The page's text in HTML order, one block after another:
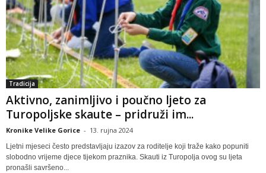
Tradicija
Aktivno, zanimljivo i poučno ljeto za
Turopoljske skaute – pridruži im...
Kronike Velike Gorice - 13. rujna 2024
Ljetni mjeseci često predstavljaju izazov za roditelje koji traže kako popuniti
slobodno vrijeme djece tijekom praznika. Skauti iz Turopolja ovog su ljeta
pronašli savršeno...